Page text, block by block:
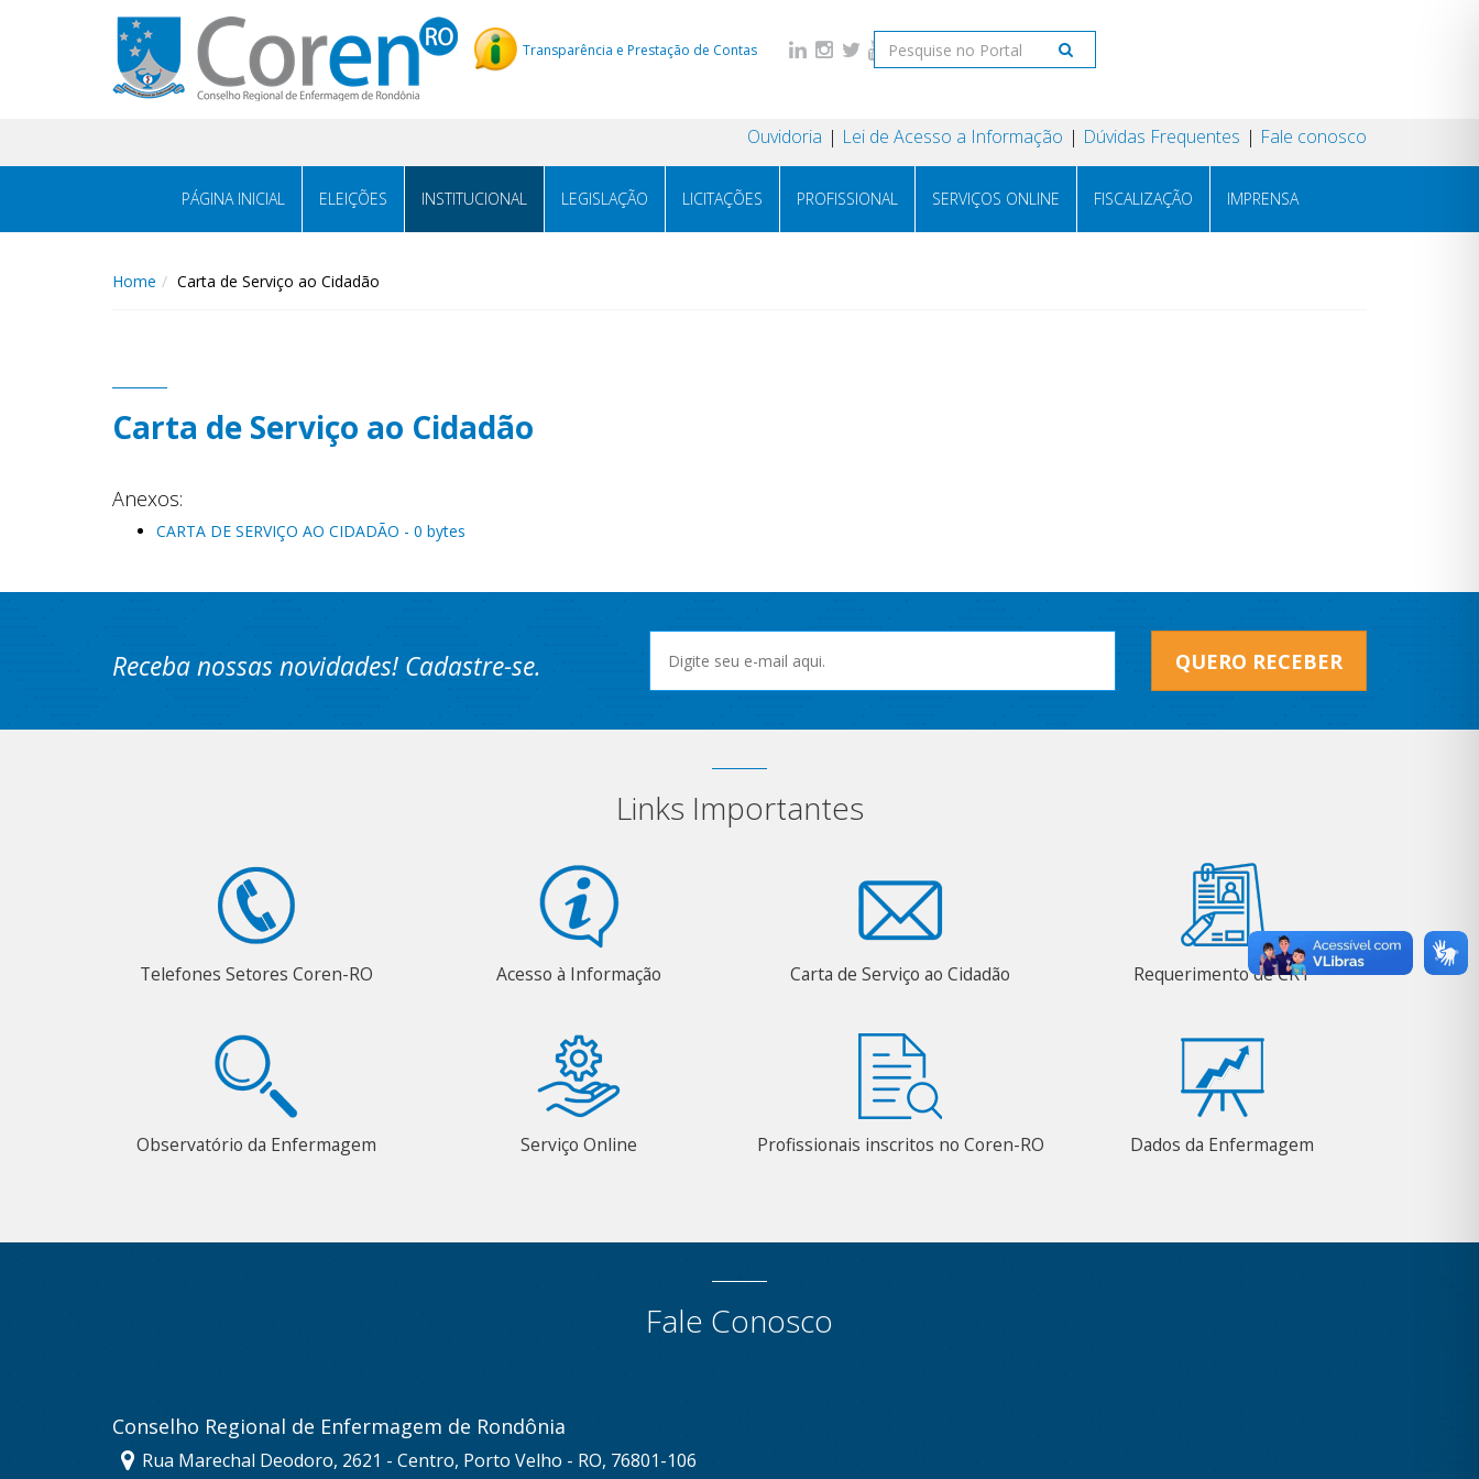
Transparência e Prestação de Contas
Ouvidoria Lei de Acesso a Informação Dúvidas Frequentes Fale conosco
PÁGINA INICIAL ELEIÇÕES INSTITUCIONAL LEGISLAÇÃO LICITAÇÕES PROFISSIONAL SERVIÇOS ONLINE FISCALIZAÇÃO IMPRENSA
Home Carta de Serviço ao Cidadão
Carta de Serviço ao Cidadão
Anexos:
CARTA DE SERVIÇO AO CIDADÃO - 0 bytes
Receba nossas novidades! Cadastre-se. QUERO RECEBER
Links Importantes
Telefones Setores Coren-RO Acesso à Informação Carta de Serviço ao Cidadão Requerimento de CRT
Observatório da Enfermagem Serviço Online Profissionais inscritos no Coren-RO Dados da Enfermagem
Fale Conosco
Conselho Regional de Enfermagem de Rondônia
Rua Marechal Deodoro, 2621 - Centro, Porto Velho - RO, 76801-106